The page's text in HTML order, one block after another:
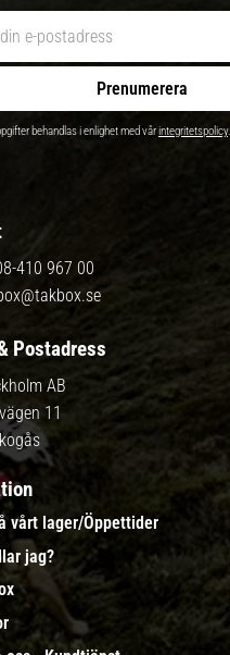
Prenumerera
behandlas i enlighet med vårintegritetspolicy.
410 967 00
Postadress
AB
11
vårt lager/Öppettider
jag?